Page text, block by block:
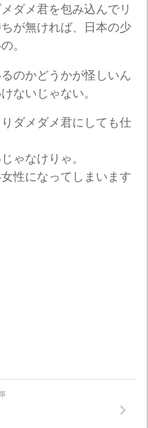
ダメ君を包み込んでリ
が無ければ、日本の少
。
のかどうかが怪しいん
ないじゃない。
ダメダメ君にしても仕
ゃなけりゃ。
性になってしまいます